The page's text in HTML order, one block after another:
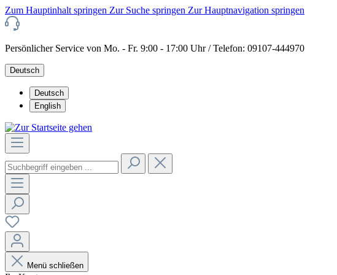
Zum Hauptinhalt springen Zur Suche springen Zur Hauptnavigation springen
Persönlicher Service von Mo. - Fr. 9:00 - 17:00 Uhr / Telefon: 09107-444970
Deutsch
Deutsch
English
Menü schließen